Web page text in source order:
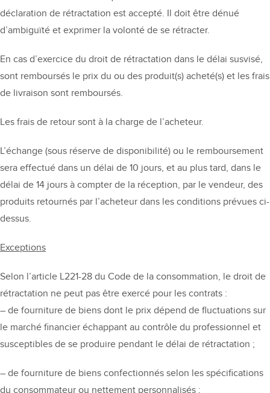
déclaration de rétractation est accepté. Il doit être dénué
d’ambiguïté et exprimer la volonté de se rétracter.
En cas d’exercice du droit de rétractation dans le délai susvisé,
sont remboursés le prix du ou des produit(s) acheté(s) et les frais
de livraison sont remboursés.
Les frais de retour sont à la charge de l’acheteur.
L’échange (sous réserve de disponibilité) ou le remboursement
sera effectué dans un délai de 10 jours, et au plus tard, dans le
délai de 14 jours à compter de la réception, par le vendeur, des
produits retournés par l’acheteur dans les conditions prévues ci-
dessus.
Exceptions
Selon l’article L221-28 du Code de la consommation, le droit de
rétractation ne peut pas être exercé pour les contrats :
– de fourniture de biens dont le prix dépend de fluctuations sur
le marché financier échappant au contrôle du professionnel et
susceptibles de se produire pendant le délai de rétractation ;
– de fourniture de biens confectionnés selon les spécifications
du consommateur ou nettement personnalisés ;